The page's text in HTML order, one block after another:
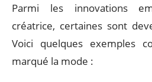
Parmi les innovations
créatrice, certaines sont
Voici quelques exemples
marqué la mode :